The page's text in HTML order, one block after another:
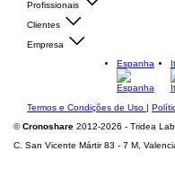
Profissionais
Clientes
Empresa
Espanha
Termos e Condições de Uso |
©Cronoshare 2012-2026 - Tridea
C. San Vicente Mártir 83 - 7 M,